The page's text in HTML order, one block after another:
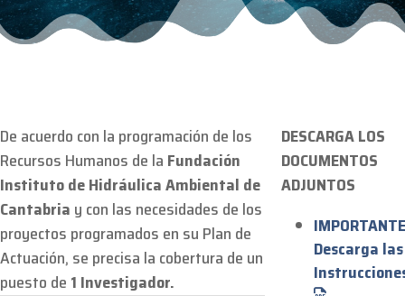
De acuerdo con la programación de los
Recursos Humanos de la Fundación
Instituto de Hidráulica Ambiental de
Cantabria y con las necesidades de los
proyectos programados en su Plan de
Actuación, se precisa la cobertura de un
puesto de 1 Investigador.
DESCARGA LOS
DOCUMENTOS
ADJUNTOS
Descarga las